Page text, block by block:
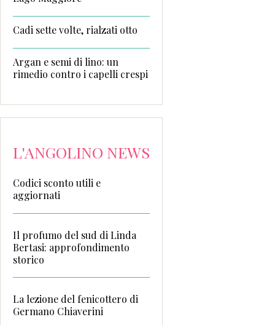
Cadi sette volte, rialzati otto
Argan e semi di lino: un
rimedio contro i capelli crespi
L'ANGOLINO NEWS
Codici sconto utili e
aggiornati
Il profumo del sud di Linda
Bertasi: approfondimento
storico
La lezione del fenicottero di
Germano Chiaverini